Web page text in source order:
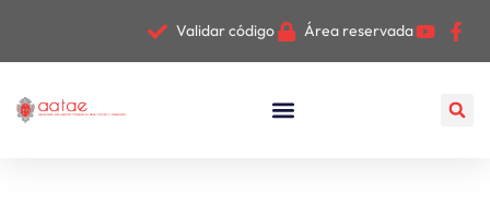
Validar código Área reservada